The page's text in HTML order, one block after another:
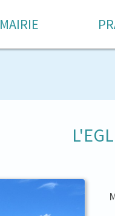
MAIRIE